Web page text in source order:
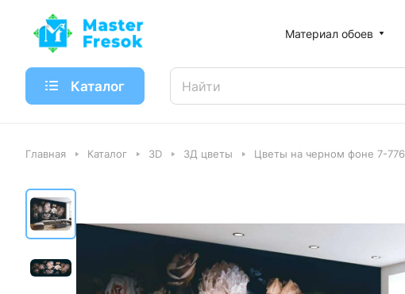
Материал обоев
Каталог
Главная Каталог 3D 3Д цветы Цветы на черном фоне 7-776